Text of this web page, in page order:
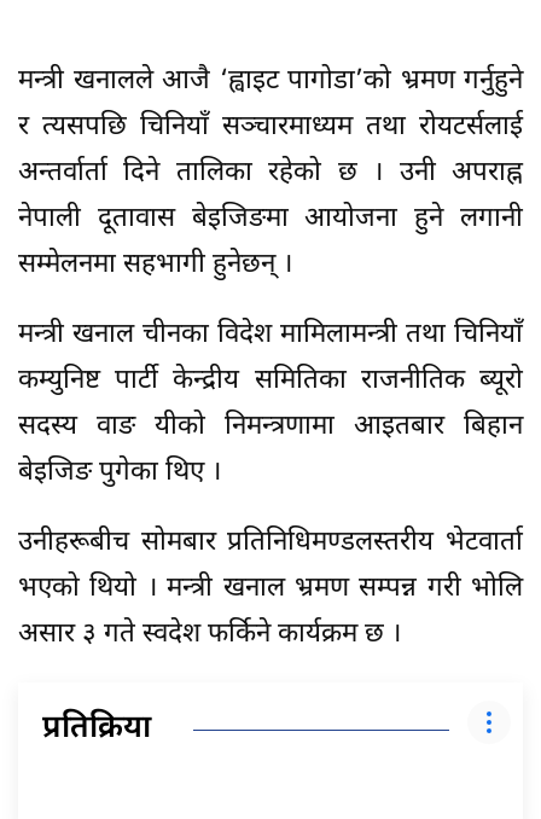
मन्त्री खनालले आजै ‘ह्वाइट पागोडा’को भ्रमण गर्नुहुने
र त्यसपछि चिनियाँ सञ्चारमाध्यम तथा रोयटर्सलाई
अन्तर्वार्ता दिने तालिका रहेको छ । उनी अपराह्न
नेपाली दूतावास बेइजिङमा आयोजना हुने लगानी
सम्मेलनमा सहभागी हुनेछन् ।
मन्त्री खनाल चीनका विदेश मामिलामन्त्री तथा चिनियाँ
कम्युनिष्ट पार्टी केन्द्रीय समितिका राजनीतिक ब्यूरो
सदस्य वाङ यीको निमन्त्रणामा आइतबार बिहान
बेइजिङ पुगेका थिए ।
उनीहरूबीच सोमबार प्रतिनिधिमण्डलस्तरीय भेटवार्ता
भएको थियो । मन्त्री खनाल भ्रमण सम्पन्न गरी भोलि
असार ३ गते स्वदेश फर्किने कार्यक्रम छ ।
प्रतिक्रिया